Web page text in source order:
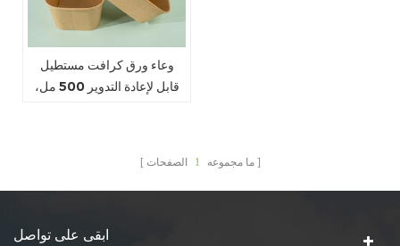
وعاء ورق كرافت مستطيل
قابل لإعادة التدوير 500 مل،
ما مجموعه 1 الصفحات
ابقى على تواصل